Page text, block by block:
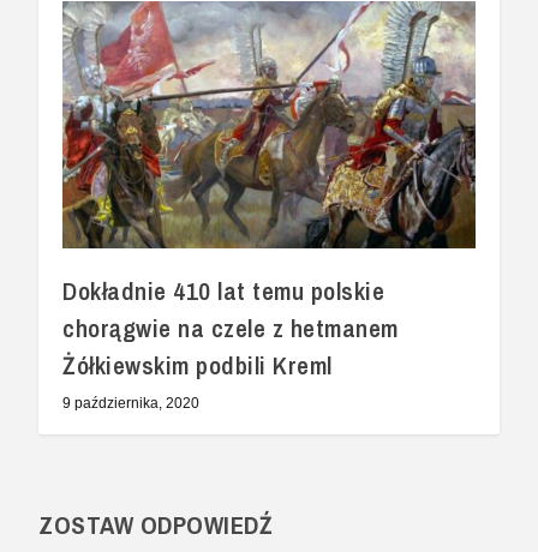
Dokładnie 410 lat temu polskie
chorągwie na czele z hetmanem
Żółkiewskim podbili Kreml
9 października, 2020
ZOSTAW ODPOWIEDŹ